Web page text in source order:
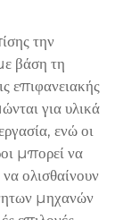
την
βάση τη
επιφανειακής
για υλικά
ενώ οι
μπορεί να
ολισθαίνουν
μηχανών